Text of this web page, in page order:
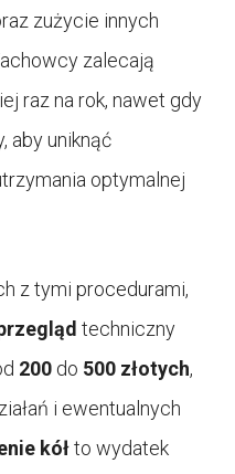
zużycie innych
zalecają
raz na rok, nawet gdy
aby uniknąć
optymalnej
z tymi procedurami,
techniczny
200 do 500 złotych,
i ewentualnych
kółto wydatek